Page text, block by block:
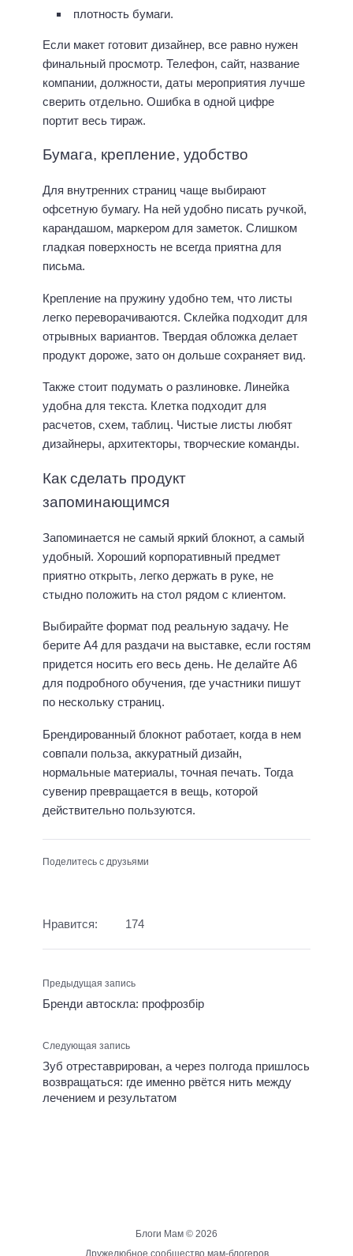
плотность бумаги.
Если макет готовит дизайнер, все равно нужен
финальный просмотр. Телефон, сайт, название
компании, должности, даты мероприятия лучше
сверить отдельно. Ошибка в одной цифре
портит весь тираж.
Бумага, крепление, удобство
Для внутренних страниц чаще выбирают
офсетную бумагу. На ней удобно писать ручкой,
карандашом, маркером для заметок. Слишком
гладкая поверхность не всегда приятна для
письма.
Крепление на пружину удобно тем, что листы
легко переворачиваются. Склейка подходит для
отрывных вариантов. Твердая обложка делает
продукт дороже, зато он дольше сохраняет вид.
Также стоит подумать о разлиновке. Линейка
удобна для текста. Клетка подходит для
расчетов, схем, таблиц. Чистые листы любят
дизайнеры, архитекторы, творческие команды.
Как сделать продукт
запоминающимся
Запоминается не самый яркий блокнот, а самый
удобный. Хороший корпоративный предмет
приятно открыть, легко держать в руке, не
стыдно положить на стол рядом с клиентом.
Выбирайте формат под реальную задачу. Не
берите А4 для раздачи на выставке, если гостям
придется носить его весь день. Не делайте А6
для подробного обучения, где участники пишут
по нескольку страниц.
Брендированный блокнот работает, когда в нем
совпали польза, аккуратный дизайн,
нормальные материалы, точная печать. Тогда
сувенир превращается в вещь, которой
действительно пользуются.
Поделитесь с друзьями
Нравится: 174
Предыдущая запись
Бренди автоскла: профрозбір
Следующая запись
Зуб отреставрирован, а через полгода пришлось
возвращаться: где именно рвётся нить между
лечением и результатом
Блоги Мам © 2026
Дружелюбное сообщество мам-блогеров